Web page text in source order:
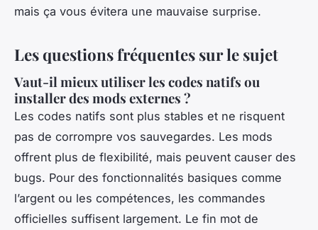
mais ça vous évitera une mauvaise surprise.
Les questions fréquentes sur le sujet
Vaut-il mieux utiliser les codes natifs ou
installer des mods externes ?
Les codes natifs sont plus stables et ne risquent
pas de corrompre vos sauvegardes. Les mods
offrent plus de flexibilité, mais peuvent causer des
bugs. Pour des fonctionnalités basiques comme
l’argent ou les compétences, les commandes
officielles suffisent largement. Le fin mot de